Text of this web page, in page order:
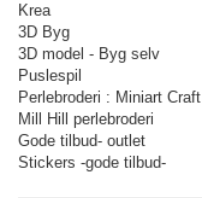
Krea
3D Byg
3D model - Byg selv
Puslespil
Perlebroderi : Miniart Craft
Mill Hill perlebroderi
Gode tilbud- outlet
Stickers -gode tilbud-